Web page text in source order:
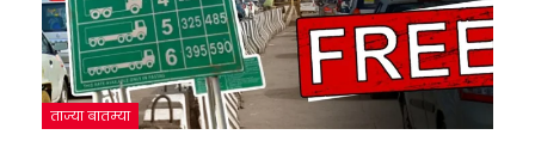
ताज्या बातम्या